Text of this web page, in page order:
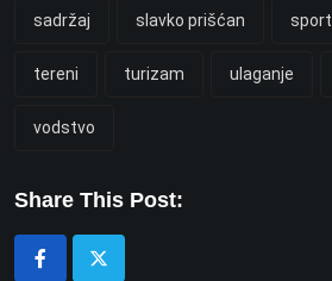
sadržaj slavko prišćan sport
tereni turizam ulaganje
vodstvo
Share This Post: